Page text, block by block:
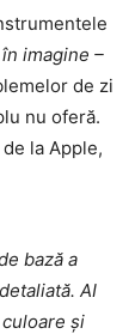
imagine –
de zi
nu oferă.
la Apple,
bază a
AI
și